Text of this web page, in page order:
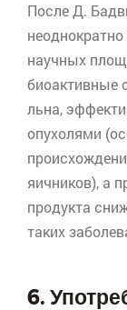
После Д.
научных
биоактивные
льна,
опухолями
яичников), а
продукта
таких
6.